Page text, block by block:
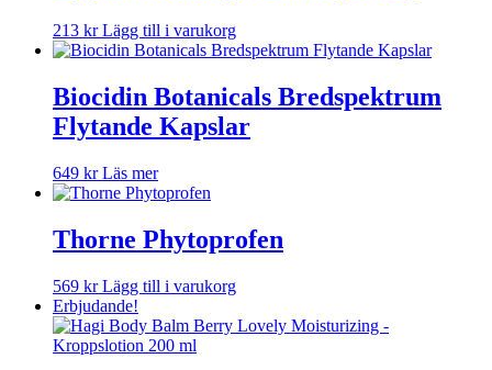
213 kr Lägg till i varukorg
Biocidin Botanicals Bredspektrum
Flytande Kapslar
649 kr Läs mer
Thorne Phytoprofen
569 kr Lägg till i varukorg
Erbjudande!